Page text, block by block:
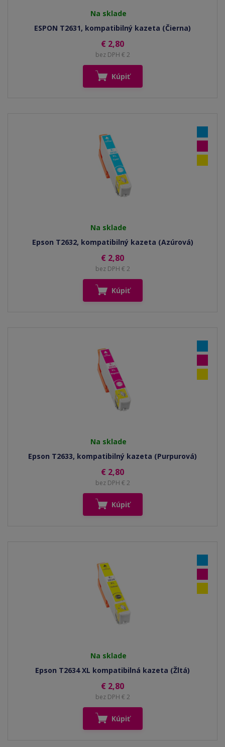
Na sklade
ESPON T2631, kompatibilný kazeta (Čierna)
€ 2,80
bez DPH € 2
Kúpiť
Na sklade
Epson T2632, kompatibilný kazeta (Azúrová)
€ 2,80
bez DPH € 2
Kúpiť
Na sklade
Epson T2633, kompatibilný kazeta (Purpurová)
€ 2,80
bez DPH € 2
Kúpiť
Na sklade
Epson T2634 XL kompatibilná kazeta (Žltá)
€ 2,80
bez DPH € 2
Kúpiť